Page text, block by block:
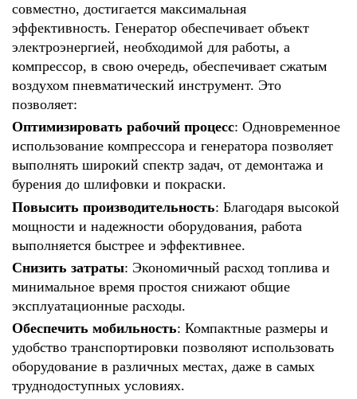
совместно, достигается максимальная
эффективность. Генератор обеспечивает объект
электроэнергией, необходимой для работы, а
компрессор, в свою очередь, обеспечивает сжатым
воздухом пневматический инструмент. Это
позволяет:
Оптимизировать рабочий процесс: Одновременное
использование компрессора и генератора позволяет
выполнять широкий спектр задач, от демонтажа и
бурения до шлифовки и покраски.
Повысить производительность: Благодаря высокой
мощности и надежности оборудования, работа
выполняется быстрее и эффективнее.
Снизить затраты: Экономичный расход топлива и
минимальное время простоя снижают общие
эксплуатационные расходы.
Обеспечить мобильность: Компактные размеры и
удобство транспортировки позволяют использовать
оборудование в различных местах, даже в самых
труднодоступных условиях.